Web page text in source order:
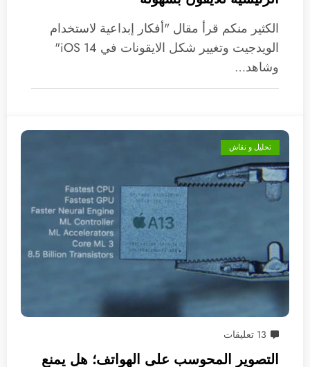
الكثير منكم قرأ مقال "أفكار إبداعية لاستخدام
الويدجيت وتغيير شكل الايقونات في iOS 14"
وشاهد…
تحليل و نقاش
13 تعليقات
التصوير المحوسب على الهواتف؛ هل يمنع